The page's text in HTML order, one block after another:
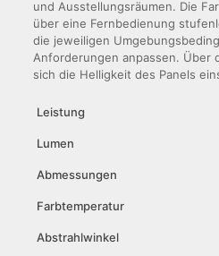
und Ausstellungsräumen. Die
über eine Fernbedienung
die jeweiligen
Anforderungen anpassen. Über
sich die Helligkeit des Panels
Leistung
Lumen
Abmessungen
Farbtemperatur
Abstrahlwinkel